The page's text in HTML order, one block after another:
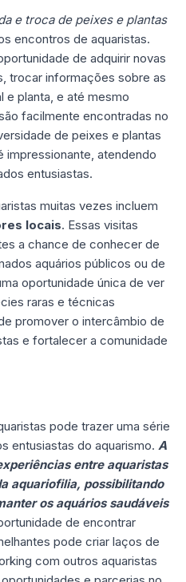
e troca de peixes e plantas
encontros de aquaristas.
de adquirir novas
trocar informações sobre as
e planta, e até mesmo
facilmente encontradas no
de peixes e plantas
impressionante, atendendo
entusiastas.
muitas vezes incluem
locais. Essas visitas
a chance de conhecer de
aquários públicos ou de
oportunidade única de ver
raras e técnicas
promover o intercâmbio de
e fortalecer a comunidade
pode trazer uma série
entusiastas do aquarismo. A
entre aquaristas
aquariofilia, possibilitando
os aquários saudáveis
de encontrar
pode criar laços de
com outros aquaristas